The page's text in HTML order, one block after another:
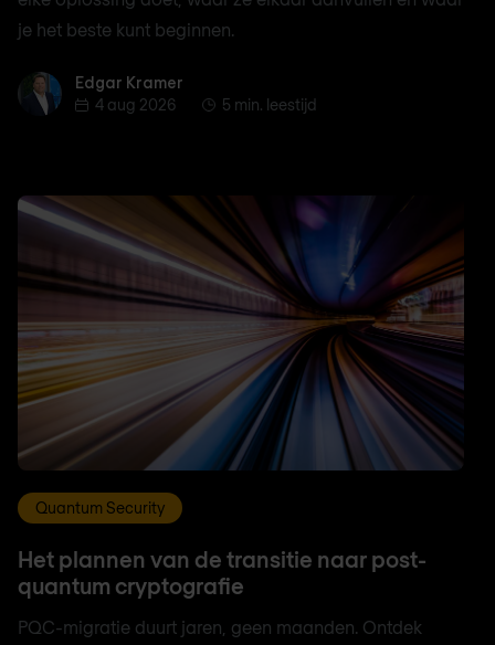
je het beste kunt beginnen.
Edgar KramerEdgar Kramer
4 aug 2026
5 min. leestijd
Quantum Security
Het plannen van de transitie naar post-
quantum cryptografie
PQC-migratie duurt jaren, geen maanden. Ontdek